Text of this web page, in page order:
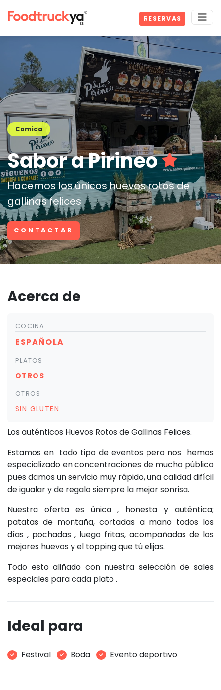
RESERVAS
Comida
Sabor a Pirineo
Hacemos los únicos huevos rotos de
gallinas felices
CONTACTAR
Acerca de
COCINA
ESPAÑOLA
PLATOS
OTROS
OTROS
SIN GLUTEN
Los auténticos Huevos Rotos de Gallinas Felices.
Estamos en todo tipo de eventos pero nos hemos
especializado en concentraciones de mucho público
pues damos un servicio muy rápido, una calidad difícil
de igualar y de regalo siempre la mejor sonrisa.
Nuestra oferta es única , honesta y auténtica;
patatas de montaña, cortadas a mano todos los
días , pochadas , luego fritas, acompañadas de los
mejores huevos y el topping que tú elijas.
Todo esto aliñado con nuestra selección de sales
especiales para cada plato .
Ideal para
Festival Boda Evento deportivo